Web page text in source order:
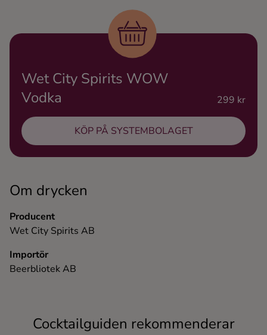
Om drycken
Producent
Wet City Spirits AB
Importör
Beerbliotek AB
Wet City Spirits WOW
Vodka
299 kr
KÖP PÅ SYSTEMBOLAGET
Cocktailguiden rekommenderar